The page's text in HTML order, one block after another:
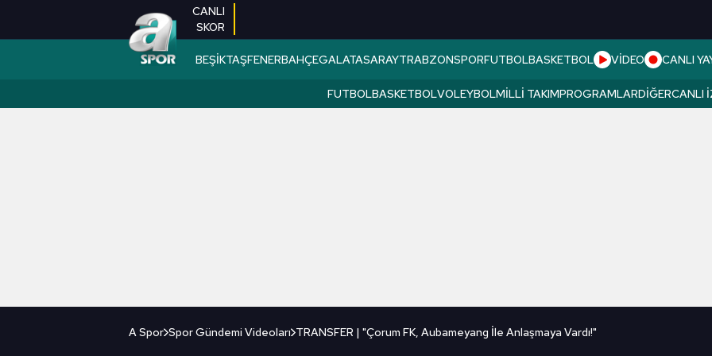
CANLI
SKOR
BEŞİKTAŞFENERBAHÇEGALATASARAYTRABZONSPORFUTBOLBASKETBOL VİDEO CANLI
FUTBOLBASKETBOLVOLEYBOLMILLI TAKIMPROGRAMLARDIĞERCANLI
A Spor Spor Gündemi Videoları TRANSFER | "Çorum FK, Aubameyang İle Anlaşmaya Vardı!"